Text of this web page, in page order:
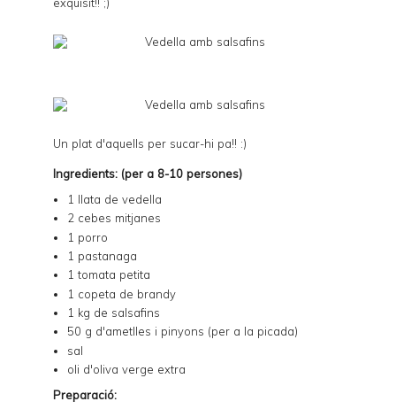
Un plat d'aquells per sucar-hi pa!! :)
Ingredients: (per a 8-10 persones)
1 llata de vedella
2 cebes mitjanes
1 porro
1 pastanaga
1 tomata petita
1 copeta de brandy
1 kg de salsafins
50 g d'ametlles i pinyons (per a la picada)
sal
oli d'oliva verge extra
Preparació: